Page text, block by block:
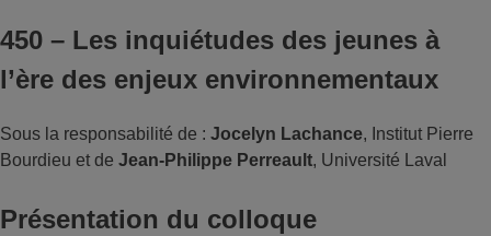
450 – Les inquiétudes des jeunes à
l’ère des enjeux environnementaux
Sous la responsabilité de : Jocelyn Lachance, Institut Pierre
Bourdieu et de Jean-Philippe Perreault, Université Laval
Présentation du colloque